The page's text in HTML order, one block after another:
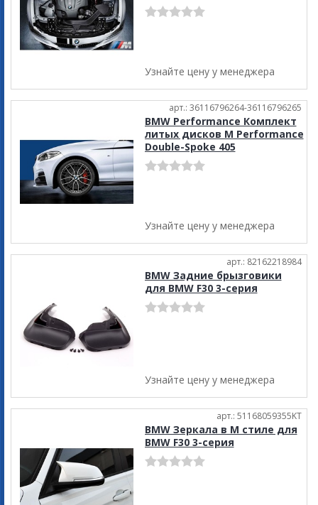
Узнайте цену у менеджера
арт.: 36116796264-36116796265
BMW Performance Комплект
литых дисков M Performance
Double-Spoke 405
Узнайте цену у менеджера
арт.: 82162218984
BMW Задние брызговики
для BMW F30 3-серия
Узнайте цену у менеджера
арт.: 51168059355KT
BMW Зеркала в М стиле для
BMW F30 3-серия